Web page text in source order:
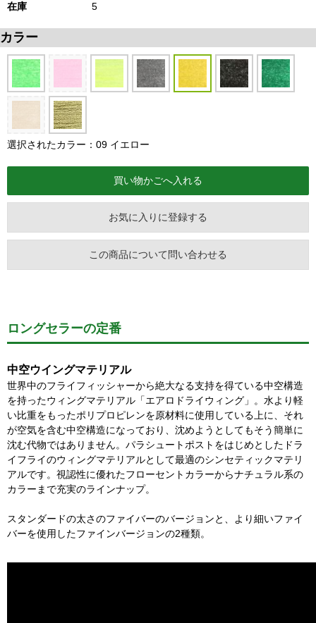
在庫
5
カラー
選択されたカラー：09 イエロー
お気に入りに登録する
この商品について問い合わせる
ロングセラーの定番
中空ウイングマテリアル
世界中のフライフィッシャーから絶大なる支持を得ている中空構造
を持ったウィングマテリアル「エアロドライウィング」。水より軽
い比重をもったポリプロピレンを原材料に使用している上に、それ
が空気を含む中空構造になっており、沈めようとしてもそう簡単に
沈む代物ではありません。パラシュートポストをはじめとしたドラ
イフライのウィングマテリアルとして最適のシンセティックマテリ
アルです。視認性に優れたフローセントカラーからナチュラル系の
カラーまで充実のラインナップ。
スタンダードの太さのファイバーのバージョンと、より細いファイ
バーを使用したファインバージョンの2種類。